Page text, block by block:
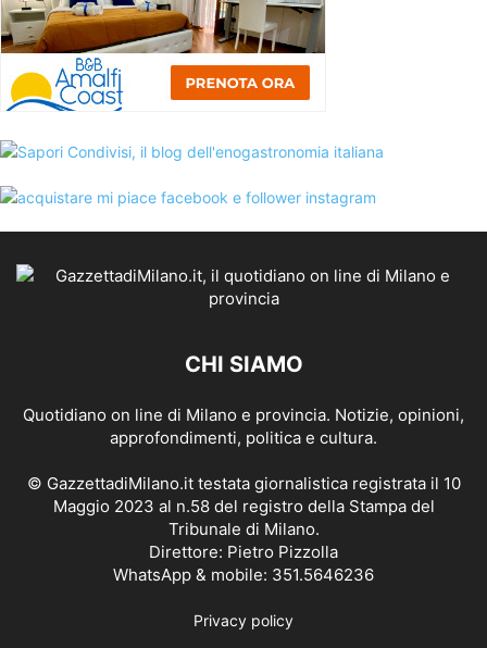
CHI SIAMO
Quotidiano on line di Milano e provincia. Notizie, opinioni,
approfondimenti, politica e cultura.
© GazzettadiMilano.it testata giornalistica registrata il 10
Maggio 2023 al n.58 del registro della Stampa del
Tribunale di Milano.
Direttore: Pietro Pizzolla
WhatsApp & mobile: 351.5646236
Privacy policy